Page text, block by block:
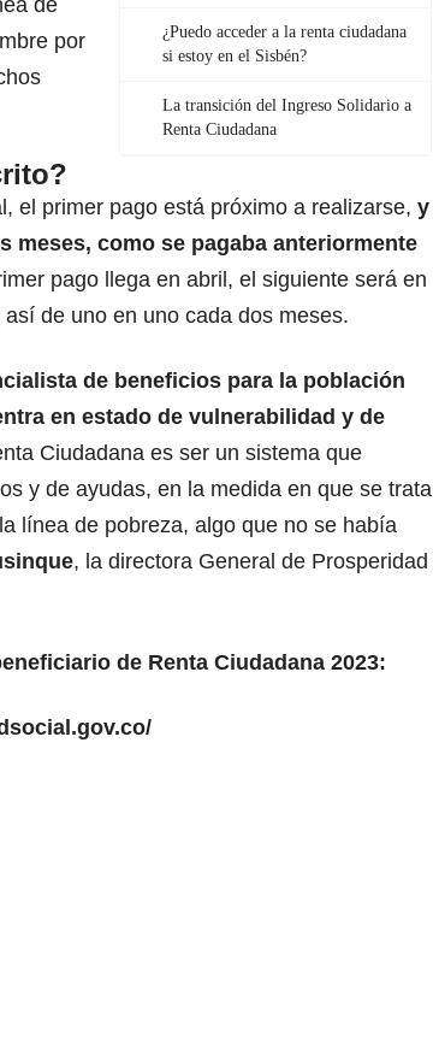
¿Puedo acceder a la renta ciudadana
si estoy en el Sisbén?
La transición del Ingreso Solidario a
Renta Ciudadana
de
por
el primer pago está próximo a realizarse, y
meses, como se pagaba anteriormente
pago llega en abril, el siguiente será en
de uno en uno cada dos meses.
de beneficios para la población
en estado de vulnerabilidad y de
Ciudadana es ser un sistema que
y de ayudas, en la medida en que se trata
línea de pobreza, algo que no se había
, la directora General de Prosperidad
de Renta Ciudadana 2023: